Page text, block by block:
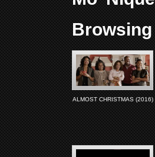
ALMOST CHRISTMAS (2016)